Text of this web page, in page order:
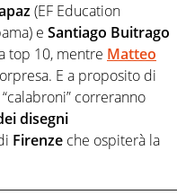
(EF Education
e Santiago Buitrago
top 10, mentre Matteo
E a proposito di
“calabroni” correranno
disegni
Firenze che ospiterà la